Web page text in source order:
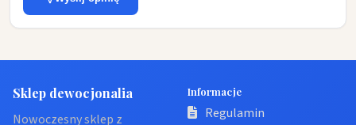
Sklep dewocjonalia
Nowoczesny sklep z
Informacje
Regulamin